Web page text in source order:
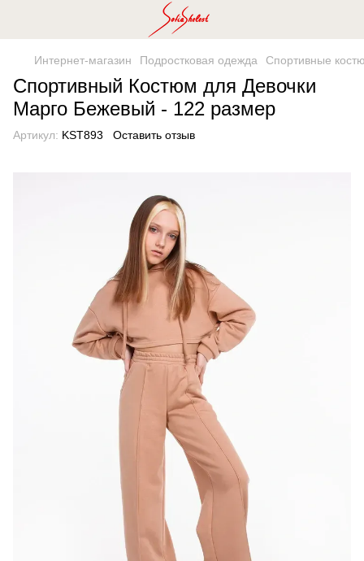
Интернет-магазин Подростковая одежда Спортивные
Спортивный Костюм для Девочки
Марго Бежевый - 122 размер
Артикул: KST893 Оставить отзыв